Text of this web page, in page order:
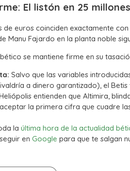
El listón en 25 millones
de euros coinciden exactamente
Manu Fajardo en la planta noble
se mantiene firme en su
Salvo que las variables
a dinero garantizado), el Betis
Heliópolis entienden que Altimira,
la primera cifra que cuadre
la última hora de la actualidad
en Google para que te salgan